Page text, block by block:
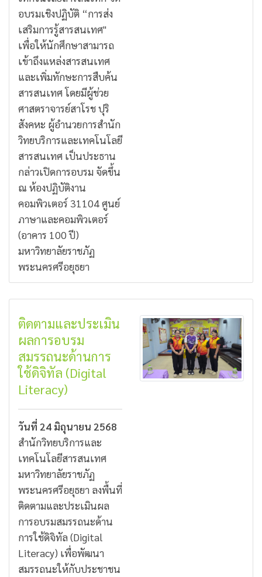
อบรมเชิงปฏิบัติ “การส่ง
เสริมการรู้สารสนเทศ"
เพื่อให้นักศึกษาสามารถ
เข้าถึงแหล่งสารสนเทศ
และเพิ่มทักษะการสืบค้น
สารสนเทศ โดยมีผู้ช่วย
ศาสตราจารย์สาโรช ปุริ
สังคหะ ผู้อำนวยการสำนัก
วิทยบริการและเทคโนโลยี
สารสนเทศ เป็นประธาน
กล่าวเปิดการอบรม จัดขึ้น
ณ ห้องปฏิบัติงาน
คอมพิวเตอร์ 31104 ศูนย์
ภาษาและคอมพิวเตอร์
(อาคาร 100 ปี)
มหาวิทยาลัยราชภัฏ
พระนครศรีอยุธยา
ติดตามและประเมิน
ผลการอบรม
สมรรถนะด้านการ
ใช้ดิจิทัล (Digital
Literacy)
วันที่ 24 มิถุนายน 2568
สำนักวิทยบริการและ
เทคโนโลยีสารสนเทศ
มหาวิทยาลัยราชภัฏ
พระนครศรีอยุธยา ลงพื้นที่
ติดตามและประเมินผล
การอบรมสมรรถนะด้าน
การใช้ดิจิทัล (Digital
Literacy) เพื่อพัฒนา
สมรรถนะให้กับประชาชน